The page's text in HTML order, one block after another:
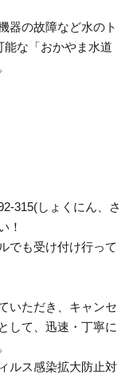
器の故障など水のト
能な「おかやま水道
315(しょくにん、さ
！
でも受け付け行って
いただき、キャンセ
して、迅速・丁寧に
ルス感染拡大防止対